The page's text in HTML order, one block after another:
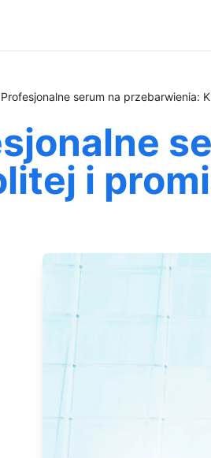
Profesjonalne serum na przebarwienia:
i